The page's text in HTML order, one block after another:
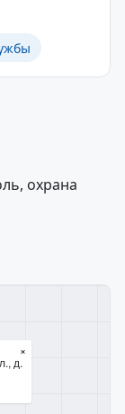
охрана
д.
×